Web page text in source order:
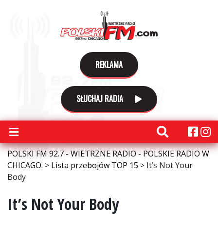
REKLAMA
SŁUCHAJ RADIA
POLSKI FM 92.7 - WIETRZNE RADIO - POLSKIE RADIO W
CHICAGO. > Lista przebojów TOP 15 > It’s Not Your
Body
It’s Not Your Body